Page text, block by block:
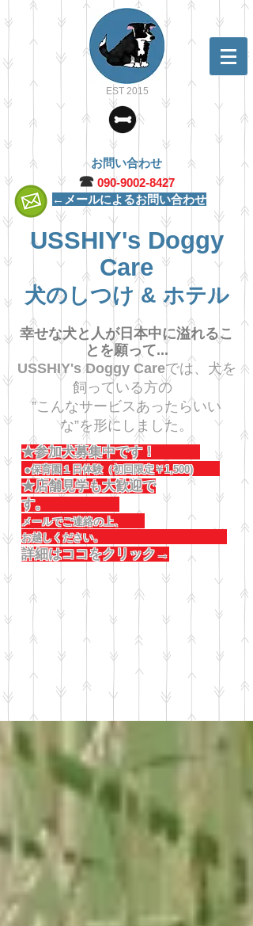
EST 2015
お問い合わせ
☎︎ 090-9002-8427
←メールによるお問い合わせ
USSHIY's Doggy
Care
犬のしつけ & ホテル
幸せな犬と人が日本中に溢れるこ
とを願って...
USSHIY's Doggy Careでは、犬を
飼っている方の
”こんなサービスあったらいい
な”を形にしました。
★参加犬募集中です！
●保育園１日体験（初回限定￥1,500)
★店舗見学も大歓迎で
す。
メールでご連絡の上、
お越しください。
詳細はココをクリック→